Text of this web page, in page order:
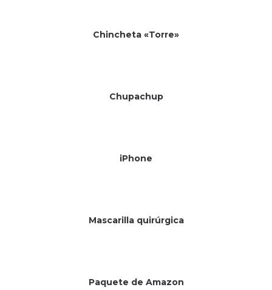
Chincheta «Torre»
Chupachup
iPhone
Sin existencias
Mascarilla quirúrgica
Paquete de Amazon